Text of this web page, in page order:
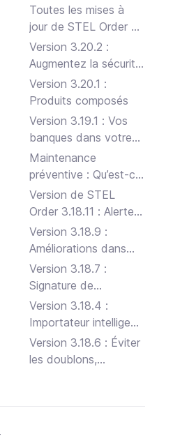
Toutes les mises à
jour de STEL Order au
premier semestre
2024
Version 3.20.2 :
Augmentez la sécurité
de votre entreprise
Version 3.20.1 :
Produits composés
Version 3.19.1 : Vos
banques dans votre
STEL Order
Maintenance
préventive : Qu’est-ce
que c’est, les types et
comment le faire
efficacement
Version de STEL
Order 3.18.11 : Alertes
de stock, Facturation
électronique et
Signature de
documents en ligne
Version 3.18.9 :
Améliorations dans
Projets et API
Version 3.18.7 :
Signature de
documents en ligne
Version 3.18.4 :
Importateur intelligent
de factures et Club
Ami 2.0
Version 3.18.6 : Éviter
les doublons,